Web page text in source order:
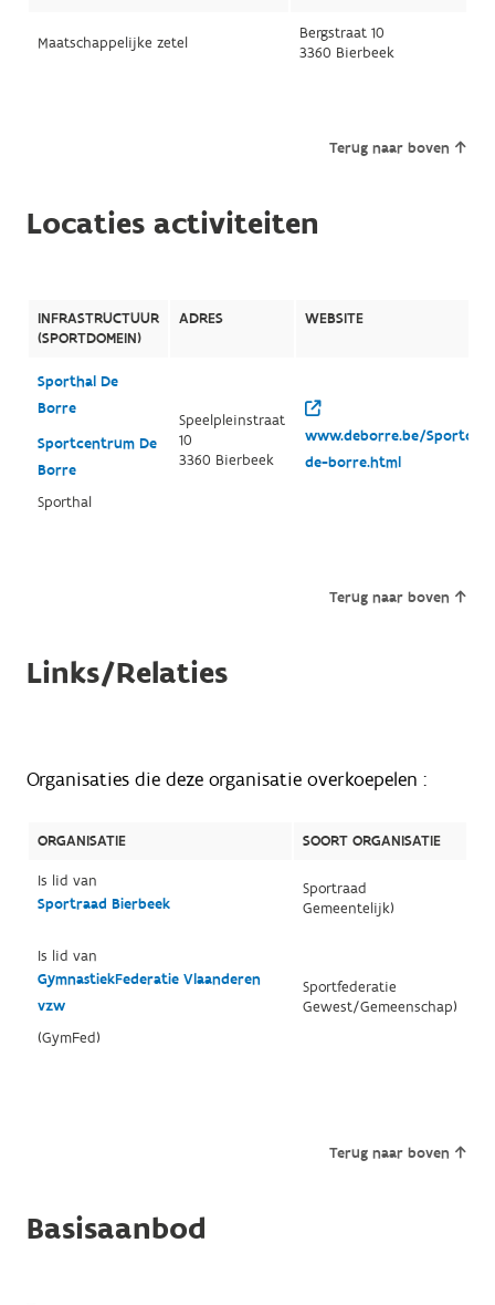
Maatschappelijke zetel
Bergstraat 10
3360 Bierbeek
Terug naar boven
Locaties activiteiten
INFRASTRUCTUUR
(SPORTDOMEIN)
ADRES WEBSITE
Sporthal De
Borre
Sportcentrum De
Borre
Sporthal
Speelpleinstraat
10
3360 Bierbeek
www.deborre.be/
de-borre.html
Terug naar boven
Links/Relaties
Organisaties die deze organisatie overkoepelen :
ORGANISATIE
SOORT ORGANISATIE
Is lid van
Sportraad Bierbeek
Sportraad
Gemeentelijk)
Is lid van
GymnastiekFederatie Vlaanderen
vzw
(GymFed)
Sportfederatie
Gewest/Gemeenschap)
Terug naar boven
Basisaanbod